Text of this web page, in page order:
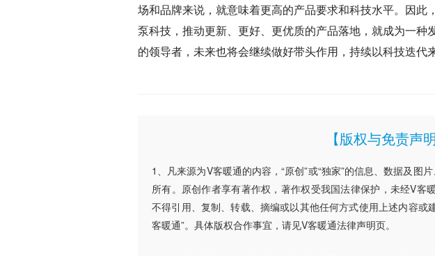
场和品牌来说，就意味着更高的产品要求和科技水平。因
泵科技，推动更新、更好、更优质的产品落地，就成为一
的领导者，未来也将会继续做好带头作用，持续以科技迭代
【版权与免责声明
1、凡来源为V客暖通的内容，“原创”或“独家”的信息、数据及图
所有。原创作者享有著作权，著作权受我国法律保护，未经V客
不得引用、复制、转载、摘编或以其他任何方式使用上述内容或
客暖通”。具体版权合作事宜，请见V客暖通法律声明页。